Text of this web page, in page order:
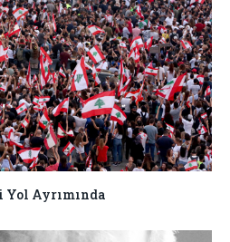
Ayrımında